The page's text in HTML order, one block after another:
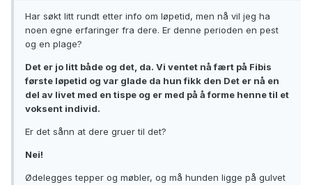
Har søkt litt rundt etter info om løpetid, men nå vil jeg ha
noen egne erfaringer fra dere. Er denne perioden en pest
og en plage?
Det er jo litt både og det, da. Vi ventet nå fært på Fibis
første løpetid og var glade da hun fikk den Det er nå en
del av livet med en tispe og er med på å forme henne til et
voksent individ.
Er det sånn at dere gruer til det?
Nei!
Ødelegges tepper og møbler, og må hunden ligge på gulvet